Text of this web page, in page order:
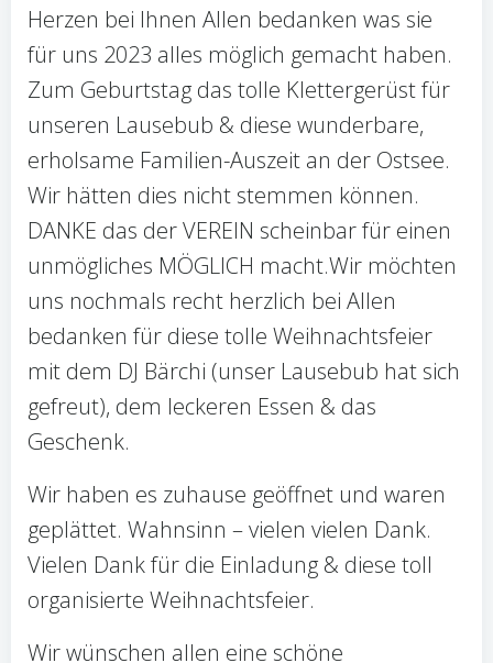
Herzen bei Ihnen Allen bedanken was sie
für uns 2023 alles möglich gemacht haben.
Zum Geburtstag das tolle Klettergerüst für
unseren Lausebub & diese wunderbare,
erholsame Familien-Auszeit an der Ostsee.
Wir hätten dies nicht stemmen können.
DANKE das der VEREIN scheinbar für einen
unmögliches MÖGLICH macht.Wir möchten
uns nochmals recht herzlich bei Allen
bedanken für diese tolle Weihnachtsfeier
mit dem DJ Bärchi (unser Lausebub hat sich
gefreut), dem leckeren Essen & das
Geschenk.
Wir haben es zuhause geöffnet und waren
geplättet. Wahnsinn – vielen vielen Dank.
Vielen Dank für die Einladung & diese toll
organisierte Weihnachtsfeier.
Wir wünschen allen eine schöne